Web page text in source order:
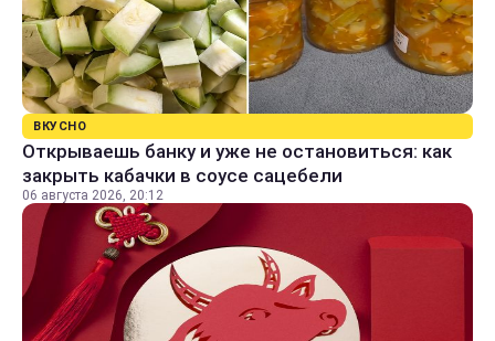
ВКУСНО
Открываешь банку и уже не остановиться: как
закрыть кабачки в соусе сацебели
06 августа 2026, 20:12